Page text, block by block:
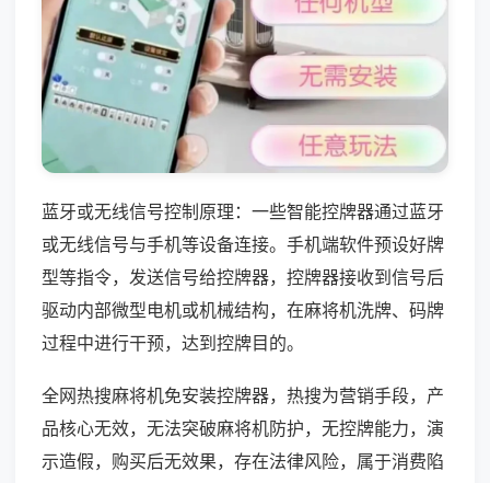
蓝牙或无线信号控制原理：一些智能控牌器通过蓝牙
或无线信号与手机等设备连接。手机端软件预设好牌
型等指令，发送信号给控牌器，控牌器接收到信号后
驱动内部微型电机或机械结构，在麻将机洗牌、码牌
过程中进行干预，达到控牌目的。
全网热搜麻将机免安装控牌器，热搜为营销手段，产
品核心无效，无法突破麻将机防护，无控牌能力，演
示造假，购买后无效果，存在法律风险，属于消费陷